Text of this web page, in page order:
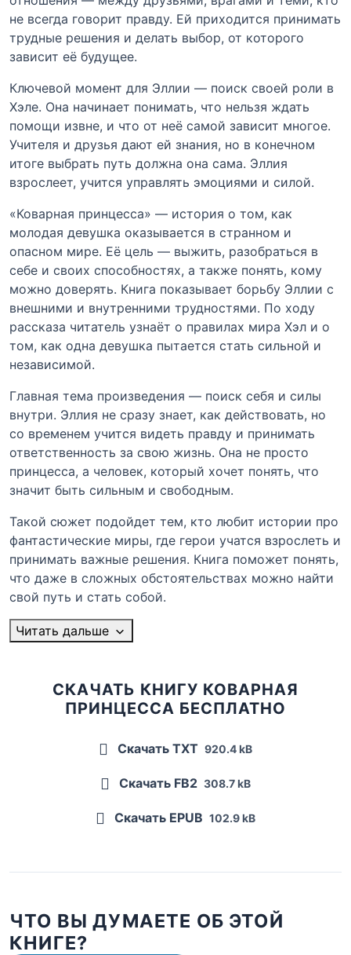
не всегда говорит правду. Ей приходится принимать
трудные решения и делать выбор, от которого
зависит её будущее.
Ключевой момент для Эллии — поиск своей роли в
Хэле. Она начинает понимать, что нельзя ждать
помощи извне, и что от неё самой зависит многое.
Учителя и друзья дают ей знания, но в конечном
итоге выбрать путь должна она сама. Эллия
взрослеет, учится управлять эмоциями и силой.
«Коварная принцесса» — история о том, как
молодая девушка оказывается в странном и
опасном мире. Её цель — выжить, разобраться в
себе и своих способностях, а также понять, кому
можно доверять. Книга показывает борьбу Эллии с
внешними и внутренними трудностями. По ходу
рассказа читатель узнаёт о правилах мира Хэл и о
том, как одна девушка пытается стать сильной и
независимой.
Главная тема произведения — поиск себя и силы
внутри. Эллия не сразу знает, как действовать, но
со временем учится видеть правду и принимать
ответственность за свою жизнь. Она не просто
принцесса, а человек, который хочет понять, что
значит быть сильным и свободным.
Такой сюжет подойдет тем, кто любит истории про
фантастические миры, где герои учатся взрослеть и
принимать важные решения. Книга поможет понять,
что даже в сложных обстоятельствах можно найти
свой путь и стать собой.
Читать дальше
СКАЧАТЬ КНИГУ КОВАРНАЯ
ПРИНЦЕССА БЕСПЛАТНО
Скачать TXT 920.4 kB
Скачать FB2 308.7 kB
Скачать EPUB 102.9 kB
ЧТО ВЫ ДУМАЕТЕ ОБ ЭТОЙ
КНИГЕ?